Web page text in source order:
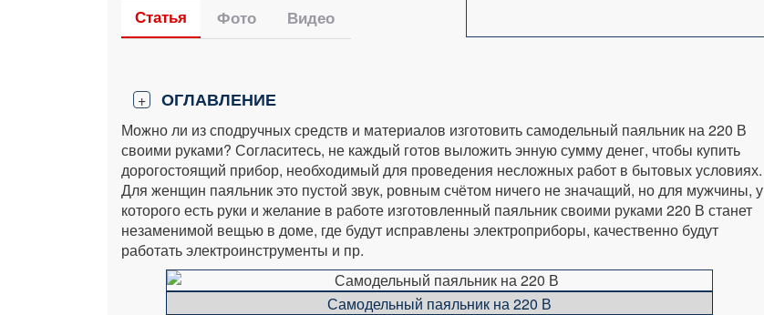
Статья Фото Видео
+ ОГЛАВЛЕНИЕ
Можно ли из сподручных средств и материалов изготовить самодельный паяльник на 220 В
своими руками? Согласитесь, не каждый готов выложить энную сумму денег, чтобы купить
дорогостоящий прибор, необходимый для проведения несложных работ в бытовых условиях.
Для женщин паяльник это пустой звук, ровным счётом ничего не значащий, но для мужчины, у
которого есть руки и желание в работе изготовленный паяльник своими руками 220 В станет
незаменимой вещью в доме, где будут исправлены электроприборы, качественно будут
работать электроинструменты и пр.
Самодельный паяльник на 220 В